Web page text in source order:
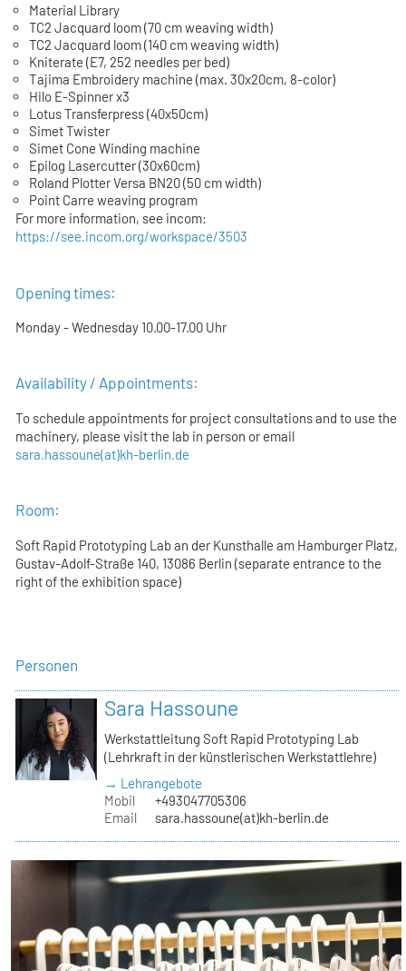
Material Library
TC2 Jacquard loom (70 cm weaving width)
TC2 Jacquard loom (140 cm weaving width)
Kniterate (E7, 252 needles per bed)
Tajima Embroidery machine (max. 30x20cm, 8-color)
Hilo E-Spinner x3
Lotus Transferpress (40x50cm)
Simet Twister
Simet Cone Winding machine
Epilog Lasercutter (30x60cm)
Roland Plotter Versa BN20 (50 cm width)
Point Carre weaving program
For more information, see incom:
https://see.incom.org/workspace/3503
Opening times:
Monday - Wednesday 10.00-17.00 Uhr
Availability / Appointments:
To schedule appointments for project consultations and to use the
machinery, please visit the lab in person or email
sara.hassoune(at)kh-berlin.de
Room:
Soft Rapid Prototyping Lab an der Kunsthalle am Hamburger Platz,
Gustav-Adolf-Straße 140, 13086 Berlin (separate entrance to the
right of the exhibition space)
Personen
Sara Hassoune
Werkstattleitung Soft Rapid Prototyping Lab
(Lehrkraft in der künstlerischen Werkstattlehre)
→ Lehrangebote
Mobil
+493047705306
Email
sara.hassoune(at)kh-berlin.de